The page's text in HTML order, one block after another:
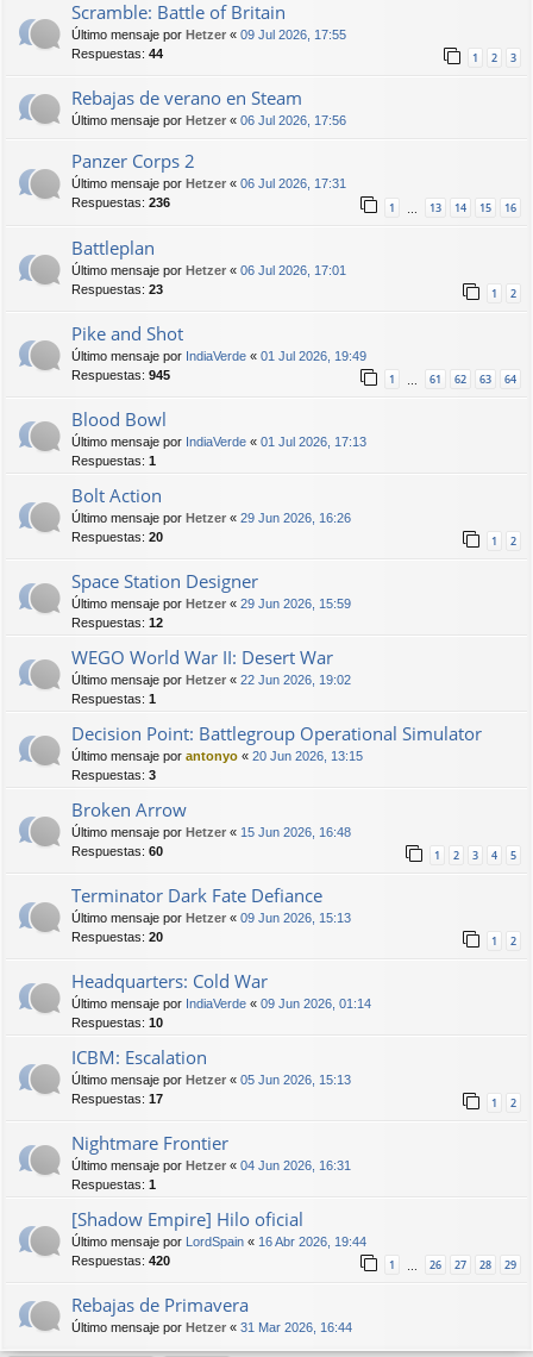
Scramble: Battle of Britain
Último mensaje por Hetzer « 09 Jul 2026, 17:55
Respuestas: 44 1 2 3
Rebajas de verano en Steam
Último mensaje por Hetzer « 06 Jul 2026, 17:56
Panzer Corps 2
Último mensaje por Hetzer « 06 Jul 2026, 17:31
Respuestas: 236 1 13 14 15 16
Battleplan
Último mensaje por Hetzer « 06 Jul 2026, 17:01
Respuestas: 23 1 2
Pike and Shot
Último mensaje por IndiaVerde « 01 Jul 2026, 19:49
Respuestas: 945 1 61 62 63 64
Blood Bowl
Último mensaje por IndiaVerde « 01 Jul 2026, 17:13
Respuestas: 1
Bolt Action
Último mensaje por Hetzer « 29 Jun 2026, 16:26
Respuestas: 20 1 2
Space Station Designer
Último mensaje por Hetzer « 29 Jun 2026, 15:59
Respuestas: 12
WEGO World War II: Desert War
Último mensaje por Hetzer « 22 Jun 2026, 19:02
Respuestas: 1
Decision Point: Battlegroup Operational Simulator
Último mensaje por antonyo « 20 Jun 2026, 13:15
Respuestas: 3
Broken Arrow
Último mensaje por Hetzer « 15 Jun 2026, 16:48
Respuestas: 60 1 2 3 4 5
Terminator Dark Fate Defiance
Último mensaje por Hetzer « 09 Jun 2026, 15:13
Respuestas: 20 1 2
Headquarters: Cold War
Último mensaje por IndiaVerde « 09 Jun 2026, 01:14
Respuestas: 10
ICBM: Escalation
Último mensaje por Hetzer « 05 Jun 2026, 15:13
Respuestas: 17 1 2
Nightmare Frontier
Último mensaje por Hetzer « 04 Jun 2026, 16:31
Respuestas: 1
[Shadow Empire] Hilo oficial
Último mensaje por LordSpain « 16 Abr 2026, 19:44
Respuestas: 420 1 … 26 27 28 29
Rebajas de Primavera
Último mensaje por Hetzer « 31 Mar 2026, 16:44